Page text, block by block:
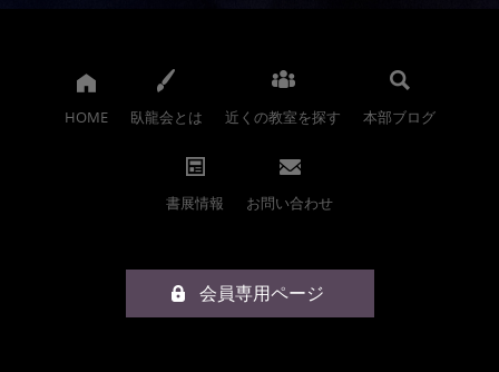
HOME 臥龍会とは 近くの教室を探す 本部ブログ
書展情報 お問い合わせ
会員専用ページ